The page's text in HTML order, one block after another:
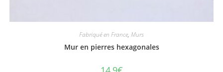
Fabriqué en France, Murs
Mur en pierres hexagonales